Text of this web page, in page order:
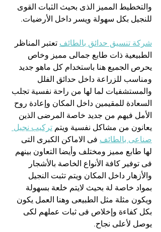
والتخطيط المميز الذى بحيث الثبات القوى
للنجيل بكل سهولة ويسر داخل الأرضيات.
شركة تنسيق حدائق بالطائف تعتبر المناظر
الطبيعية ذات طابع جمالى مميز وخاص
يحرص الجميع هنا باستخدام كل ماهو جديد
ومناسب للزراعة داخل حدائق الفلل
والمستشفيات لما لها من راحة نفسية تجلب
السعادة للمقيمين داخل المكان وإعادة روح
الأمل فيهم من جديد خاصة المرضى الذين
يعانون من مشاكل نفسية ويتم تركيب نجيل
صناعى بالطائف فى الاماكن الكبرى التى
لها طابع مميز ومختلف وأيضا التعاون بينهم
فى توفير كافة الأنواع الخاصة بالأشجار
والأزهار داخل المكان ويتم تثبت النجيل
بمواد خاصة لة بحيث لايتم خلعة بسهولة
ويكون مثلة مثل الطبيعى وهنا العمل يكون
بكل كفاءة وإخلاص فى ثبات عملهم لكى
يوصل لأعلى نجاح.